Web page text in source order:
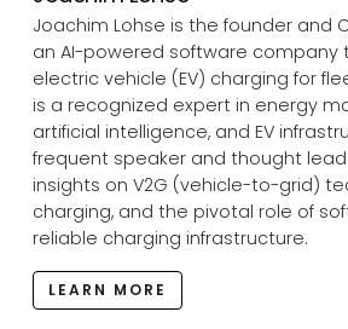
Joachim Lohse is the founder and
an AI-powered software company
electric vehicle (EV) charging for
is a recognized expert in energy
artificial intelligence, and EV
frequent speaker and thought
insights on V2G (vehicle-to-grid)
charging, and the pivotal role of
reliable charging infrastructure.
LEARN MORE